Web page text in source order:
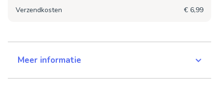
Verzendkosten
€ 6,99
Meer informatie